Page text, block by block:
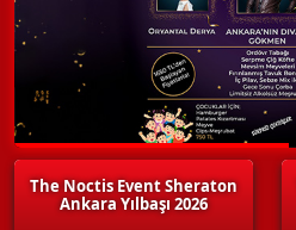
The Noctis Event Sheraton
Ankara Yılbaşı 2026